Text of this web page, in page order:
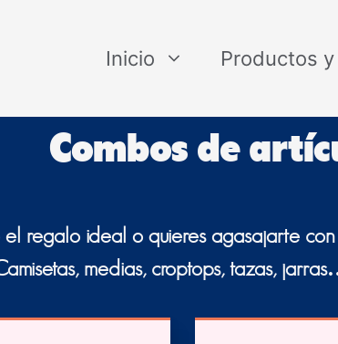
Inicio Productos y
Combos de
regalo ideal o quieres agasajarte
medias, croptops, tazas,